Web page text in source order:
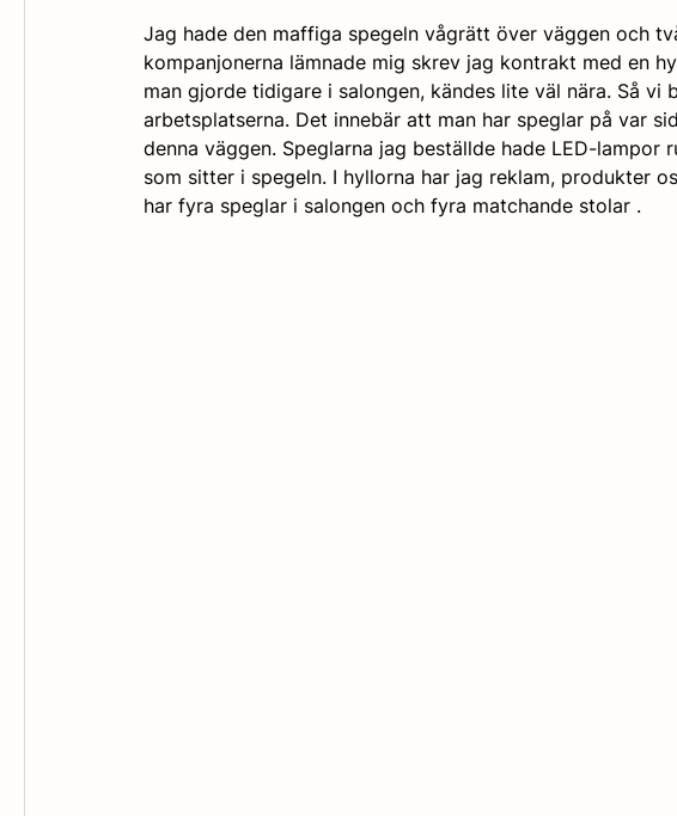
Jag hade den maffiga spegeln vågrätt över väggen och
kompanjonerna lämnade mig skrev jag kontrakt med en
man gjorde tidigare i salongen, kändes lite väl nära. Så
arbetsplatserna. Det innebär att man har speglar på var
denna väggen. Speglarna jag beställde hade LED-
som sitter i spegeln. I hyllorna har jag reklam, produkter
har fyra speglar i salongen och fyra matchande stolar .